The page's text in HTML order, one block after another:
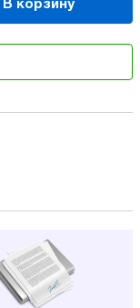
В корзину